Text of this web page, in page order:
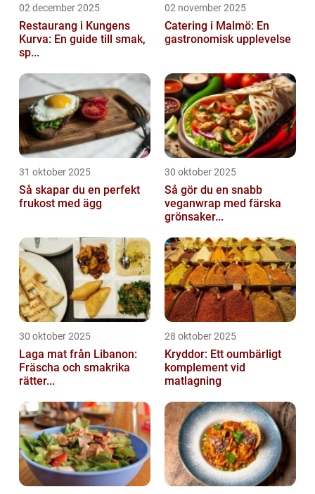
02 december 2025
Restaurang i Kungens
Kurva: En guide till smak,
sp...
02 november 2025
Catering i Malmö: En
gastronomisk upplevelse
31 oktober 2025
Så skapar du en perfekt
frukost med ägg
30 oktober 2025
Så gör du en snabb
veganwrap med färska
grönsaker...
30 oktober 2025
Laga mat från Libanon:
Fräscha och smakrika
rätter...
28 oktober 2025
Kryddor: Ett oumbärligt
komplement vid
matlagning